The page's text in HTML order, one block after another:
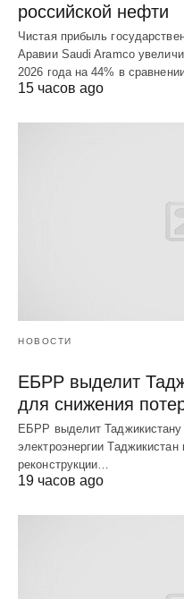
российской нефти
Чистая прибыль
Аравии Saudi Aramco
2026 года на 44% в
15 часов ago
НОВОСТИ
ЕБРР выделит
для снижения
ЕБРР выделит
электроэнергии Таджикистан
реконструкции…
19 часов ago